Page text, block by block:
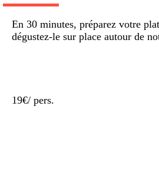
En 30 minutes, préparez votre
dégustez-le sur place autour de
19€/ pers.